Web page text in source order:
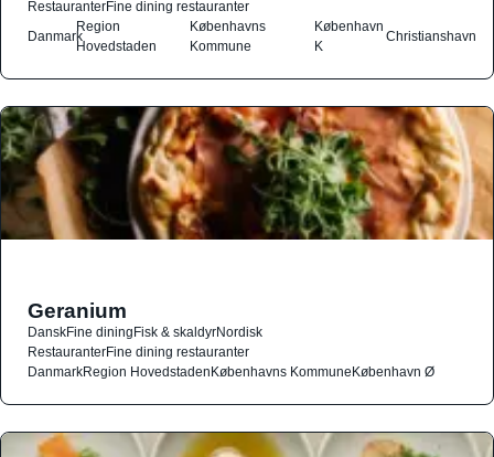
RestauranterFine dining restauranter
Danmark
Region
Hovedstaden
Københavns
Kommune
København
K
Christianshavn
Geranium
DanskFine diningFisk & skaldyrNordisk
RestauranterFine dining restauranter
DanmarkRegion HovedstadenKøbenhavns KommuneKøbenhavn Ø